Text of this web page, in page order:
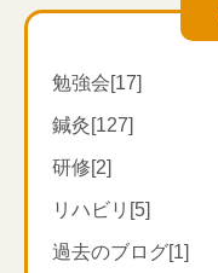
勉強会[17]
鍼灸[127]
研修[2]
リハビリ[5]
過去のブログ[1]